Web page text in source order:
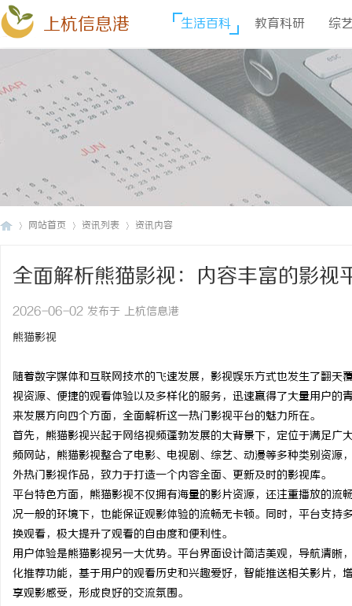
上杭信息港 生活百科 教育科研 综
网站首页 资讯列表 资讯内容
全面解析熊猫影视：内容丰富的影视
2026-06-02 发布于 上杭信息港
熊猫影视
随着数字媒体和互联网技术的飞速发展，影视娱乐方式也发生了翻
视资源、便捷的观看体验以及多样化的服务，迅速赢得了大量用户
来发展方向四个方面，全面解析这一热门影视平台的魅力所在。
首先，熊猫影视兴起于网络视频蓬勃发展的大背景下，定位于满足
频网站，熊猫影视整合了电影、电视剧、综艺、动漫等多种类别资
外热门影视作品，致力于打造一个内容全面、更新及时的影视库。
平台特色方面，熊猫影视不仅拥有海量的影片资源，还注重播放的
况一般的环境下，也能保证观影体验的流畅无卡顿。同时，平台支
换观看，极大提升了观看的自由度和便利性。
用户体验是熊猫影视另一大优势。平台界面设计简洁美观，导航清
化推荐功能，基于用户的观看历史和兴趣爱好，智能推送相关影片
享观影感受，形成良好的交流氛围。